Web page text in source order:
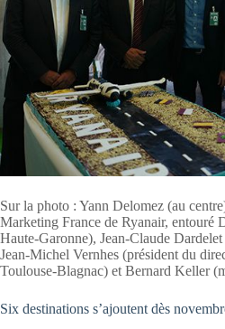
Sur la photo : Yann Delomez (au
Marketing France de Ryanair, entouré
Haute-Garonne), Jean-Claude
Jean-Michel Vernhes (président du
Toulouse-Blagnac) et Bernard Keller
Six destinations s’ajoutent dès